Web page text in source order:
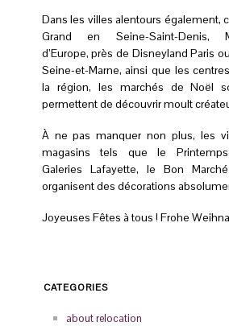
Dans les villes alentours également,
Grand en Seine-Saint-Denis,
d’Europe, près de Disneyland Paris
Seine-et-Marne, ainsi que les
la région, les marchés de Noël
permettent de découvrir moult
À ne pas manquer non plus, les
magasins tels que le
Galeries Lafayette, le Bon
organisent des décorations
Joyeuses Fêtes à tous ! Frohe
CATEGORIES
about relocation